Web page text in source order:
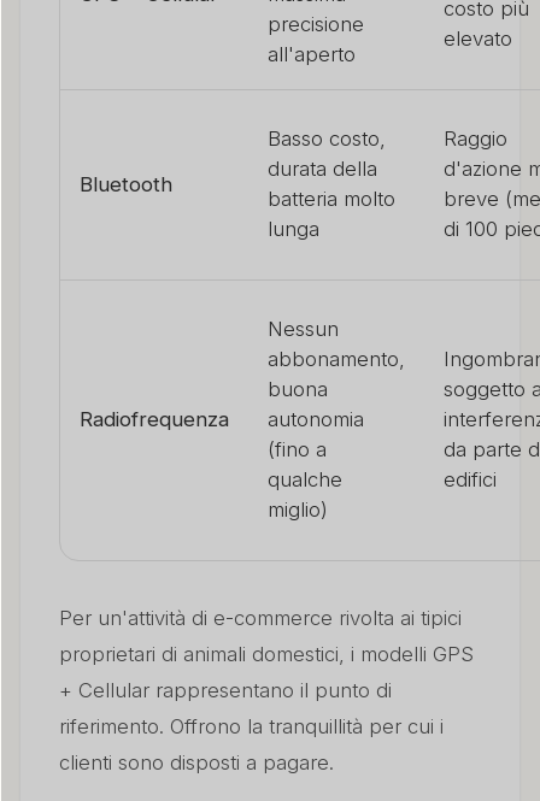
precisione
all'aperto
costo più
elevato
Bluetooth
Basso costo,
durata della
batteria molto
lunga
Raggio
d'azione
breve
di 100
Radiofrequenza
Nessun
abbonamento,
buona
autonomia
(fino a
qualche
miglio)
soggetto
da parte
edifici
Per un'attività di e-commerce rivolta ai tipici
proprietari di animali domestici, i modelli GPS
+ Cellular rappresentano il punto di
riferimento. Offrono la tranquillità per cui i
clienti sono disposti a pagare.